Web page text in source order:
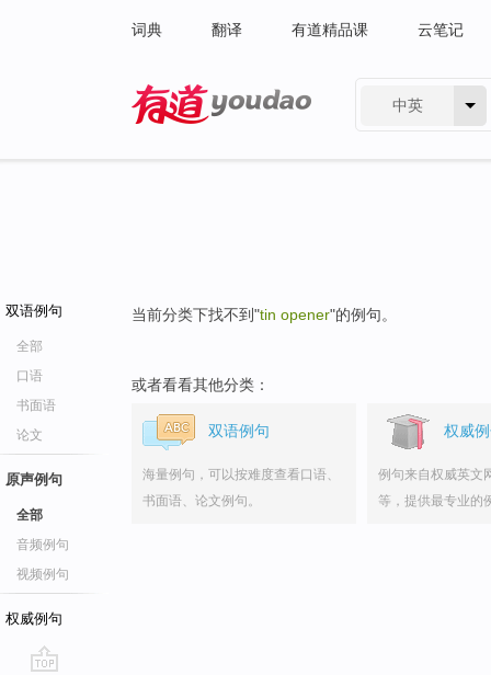
词典 翻译 有道精品课 云笔记
中英
双语例句
全部
口语
书面语
论文
原声例句
全部
音频例句
视频例句
权威例句
当前分类下找不到"tin opener"的例句。
或者看看其他分类：
双语例句
海量例句，可以按难度查看口语、
书面语、论文例句。
权威
例句来自权威英文
等，提供最专业的